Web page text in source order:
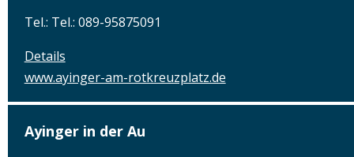
Tel.: Tel.: 089-95875091
Details
www.ayinger-am-rotkreuzplatz.de
Ayinger in der Au